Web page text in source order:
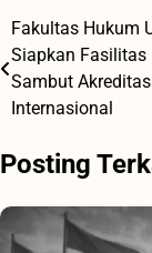
Navigasi
pos
Fakultas Hukum
Siapkan Fasilitas
Sambut Akreditas
Internasional
Posting